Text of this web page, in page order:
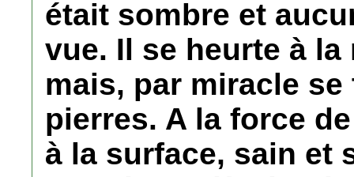
était sombre et
vue. Il se heurte à
mais, par miracle
pierres. A la force
à la surface, sain et